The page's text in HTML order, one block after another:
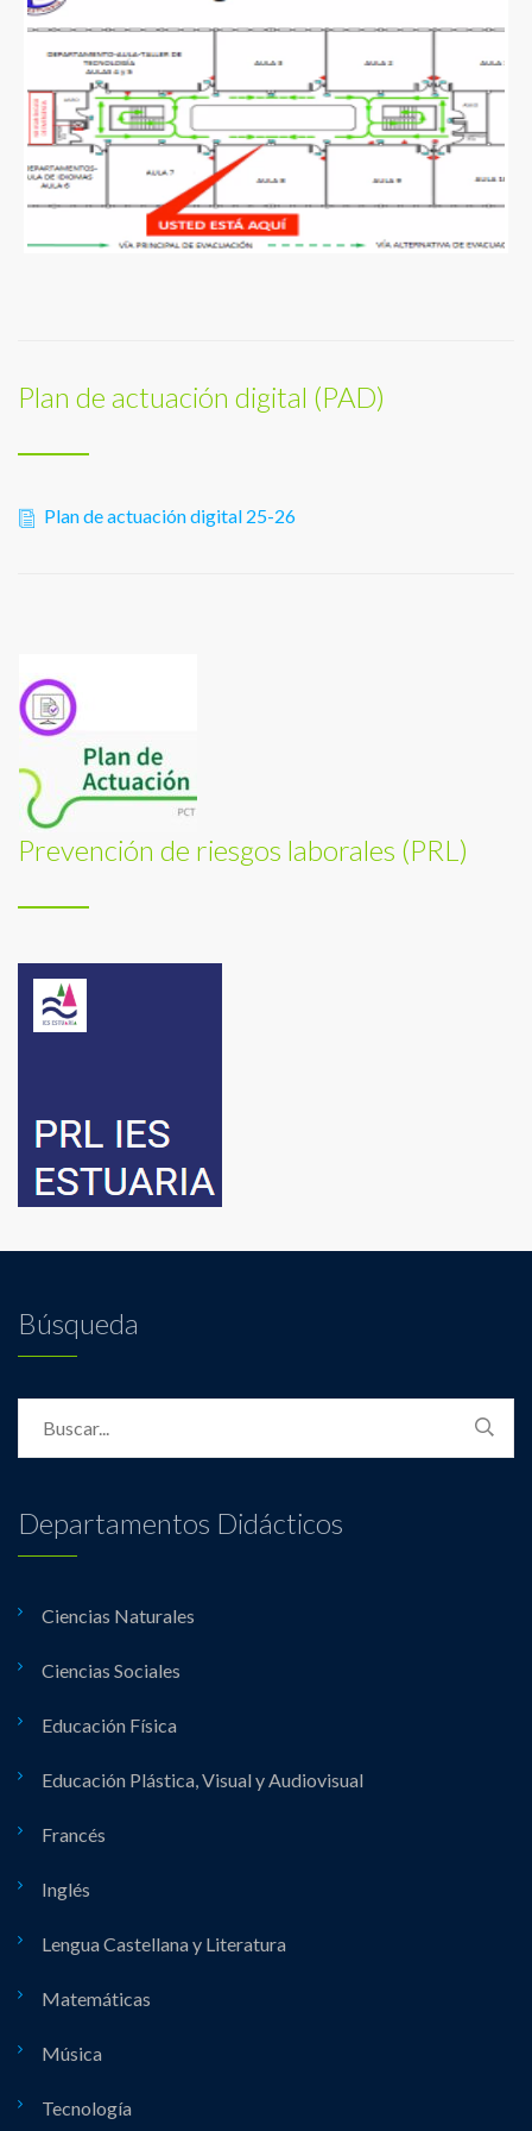
Plan de actuación digital (PAD)
Plan de actuación digital 25-26
Prevención de riesgos laborales (PRL)
Búsqueda
Departamentos Didácticos
Ciencias Naturales
Ciencias Sociales
Educación Física
Educación Plástica, Visual y Audiovisual
Francés
Inglés
Lengua Castellana y Literatura
Matemáticas
Música
Tecnología